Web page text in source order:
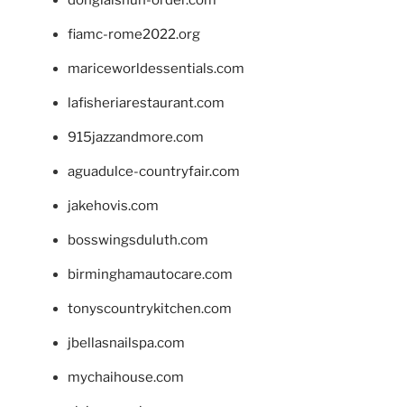
fiamc-rome2022.org
mariceworldessentials.com
lafisheriarestaurant.com
915jazzandmore.com
aguadulce-countryfair.com
jakehovis.com
bosswingsduluth.com
birminghamautocare.com
tonyscountrykitchen.com
jbellasnailspa.com
mychaihouse.com